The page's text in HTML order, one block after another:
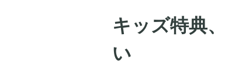
キッズ特典
い